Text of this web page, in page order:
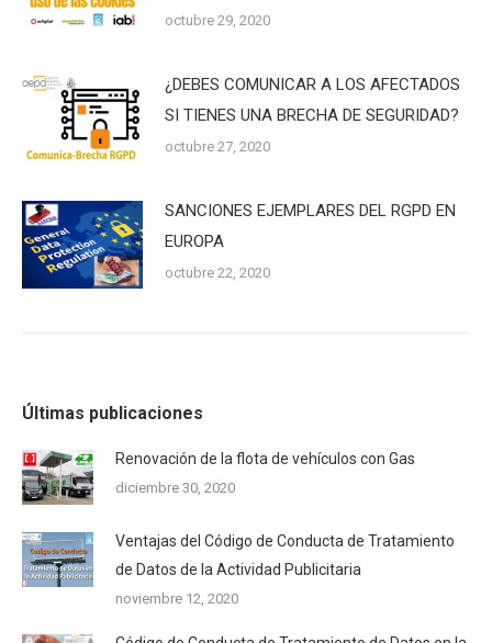
octubre 29, 2020
¿DEBES COMUNICAR A LOS AFECTADOS
SI TIENES UNA BRECHA DE SEGURIDAD?
octubre 27, 2020
SANCIONES EJEMPLARES DEL RGPD EN
EUROPA
octubre 22, 2020
Últimas publicaciones
Renovación de la flota de vehículos con Gas
diciembre 30, 2020
Ventajas del Código de Conducta de Tratamiento
de Datos de la Actividad Publicitaria
noviembre 12, 2020